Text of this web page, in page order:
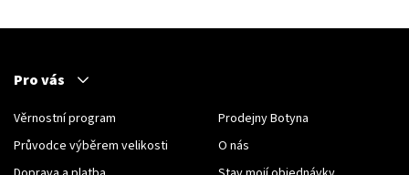
Pro vás
Věrnostní program
Průvodce výběrem velikosti
Prodejny Botyna
O nás